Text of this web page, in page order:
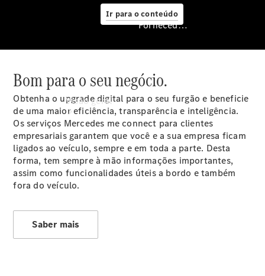
Ir para o conteúdo
Fornecedor/Proteção
de dados
Visão geral
Fornecedor/Proteção de dados
Bom para o seu negócio.
Obtenha o upgrade digital para o seu furgão e beneficie
de uma maior eficiência, transparência e inteligência.
Os serviços Mercedes me connect para clientes
empresariais garantem que você e a sua empresa ficam
ligados ao veículo, sempre e em toda a parte. Desta
forma, tem sempre à mão informações importantes,
assim como funcionalidades úteis a bordo e também
fora do veículo.
Saber mais